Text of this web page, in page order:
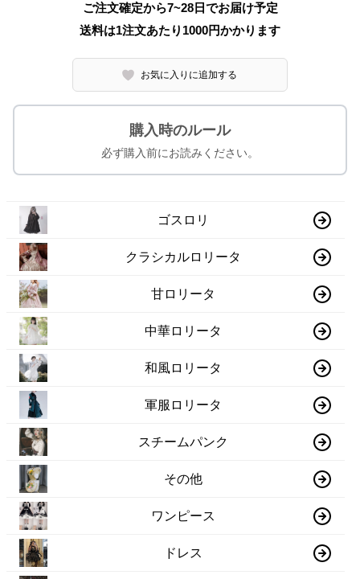
ご注文確定から7~28日でお届け予定
送料は1注文あたり 1000円かかります
お気に入りに追加する
購入時のルール
必ず購入前にお読みください。
ゴスロリ
クラシカルロリータ
甘ロリータ
中華ロリータ
和風ロリータ
軍服ロリータ
スチームパンク
その他
ワンピース
ドレス